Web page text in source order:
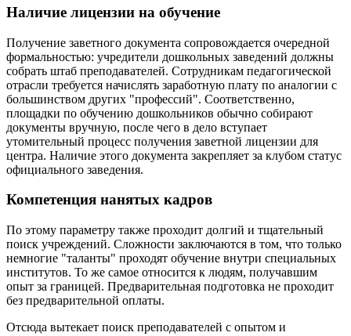
Наличие лицензии на обучение
Получение заветного документа сопровождается очередной
формальностью: учредители дошкольных заведений должны
собрать штаб преподавателей. Сотрудникам педагогической
отрасли требуется начислять заработную плату по аналогии с
большинством других "профессий". Соответственно,
площадки по обучению дошкольников обычно собирают
документы вручную, после чего в дело вступает
утомительный процесс получения заветной лицензии для
центра. Наличие этого документа закрепляет за клубом статус
официального заведения.
Компетенция нанятых кадров
По этому параметру также проходит долгий и тщательный
поиск учреждений. Сложности заключаются в том, что только
немногие "таланты" проходят обучение внутри специальных
институтов. То же самое относится к людям, получавшим
опыт за границей. Предварительная подготовка не проходит
без предварительной оплаты.
Отсюда вытекает поиск преподавателей с опытом и